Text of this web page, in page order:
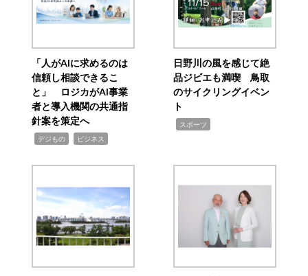
「人がAIに求めるのは
信頼し相談できるこ
と」 ロジカがAI事業
者と導入機関の共通指
針案を策定へ
デジもの ビジネス
日野川の風を感じて絶
品ジビエも満喫 鳥取
のサイクリングイベン
ト
スポーツ